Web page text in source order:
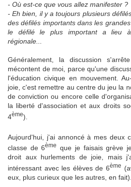
- Où est-ce que vous allez manifester ?
- Eh bien, il y a toujours plusieurs
des défilés importants dans les
le défilé le plus important a lieu
régionale...
Généralement, la discussion
mécontent de moi, parce qu'une
l'éducation civique en mouvement.
joie, c'est remettre au centre du jeu la
de conviction ou encore celle
la liberté d'association et aux droits
4ème).
Aujourd'hui, j'ai annoncé à mes deux
classe de 6ème
que je faisais grève
droit aux hurlements de joie, mais
intéressant avec les élèves de 6ème
eux, plus curieux que les autres, en fait).